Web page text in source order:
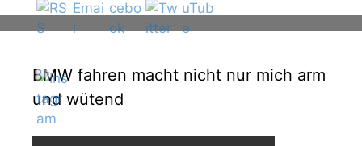
BMW fahren macht nicht nur mich arm
und wütend